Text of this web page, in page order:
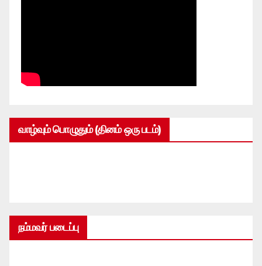
வாழ்வும் பொழுதும் (தினம் ஒரு படம்)
நம்மவர் படைப்பு